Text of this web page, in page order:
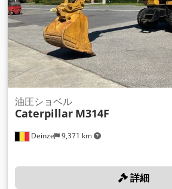
Deinze 9,371 km
油圧ショベル
Caterpillar M314F
詳細